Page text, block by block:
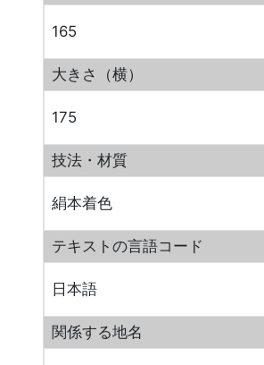
165
大きさ（横）
175
技法・材質
絹本着色
テキストの言語コード
日本語
関係する地名